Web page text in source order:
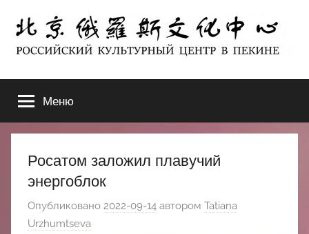
содержимому
北
京
俄
罗
斯
ЦЕНТР
В
ПЕКИНЕ
Меню
Росатом заложил плавучий
энергоблок
Опубликовано 2022-09-14 автором Tatiana
Urzhumtseva